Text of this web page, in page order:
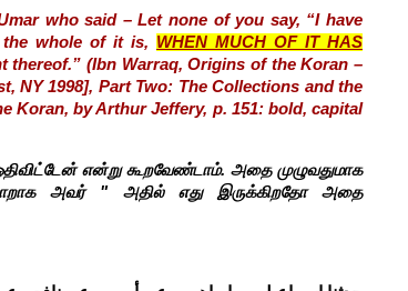
who said – Let none of you say, “I have
whole of it is, WHEN MUCH OF IT HAS
thereof.” (Ibn Warraq, Origins of the Koran –
NY 1998], Part Two: The Collections and the
Koran, by Arthur Jeffery, p. 151: bold, capital
என்று கூறவேண்டாம். அதை முழுவதுமாக
அவர் " அதில் எது இருக்கிறதோ அதை